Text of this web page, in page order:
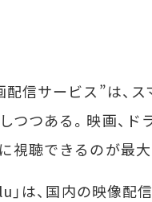
信サービス”は、
つつある。映画、ド
視聴できるのが最大
」は、国内の映像配